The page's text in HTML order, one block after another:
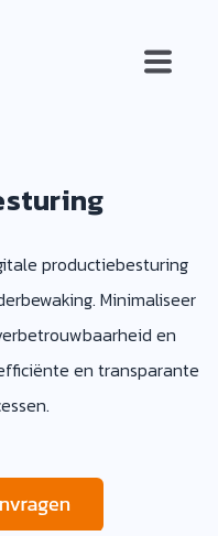
productiebesturing
Minimaliseer
en
en transparante